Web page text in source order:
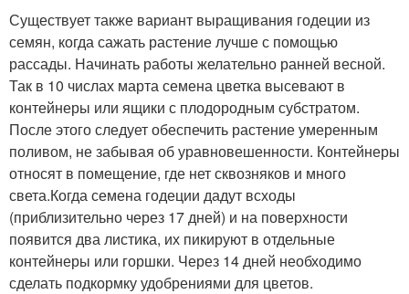
Существует также вариант выращивания годеции из
семян, когда сажать растение лучше с помощью
рассады. Начинать работы желательно ранней весной.
Так в 10 числах марта семена цветка высевают в
контейнеры или ящики с плодородным субстратом.
После этого следует обеспечить растение умеренным
поливом, не забывая об уравновешенности. Контейнеры
относят в помещение, где нет сквозняков и много
света.Когда семена годеции дадут всходы
(приблизительно через 17 дней) и на поверхности
появится два листика, их пикируют в отдельные
контейнеры или горшки. Через 14 дней необходимо
сделать подкормку удобрениями для цветов.